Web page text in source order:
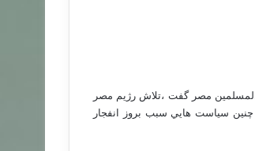
مصر گفت ،تلاش رژيم مصر
چنين سياست هايي سبب بروز انفجار